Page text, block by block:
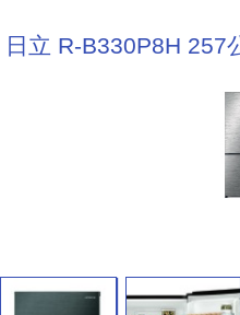
日立 R-B330P8H 257